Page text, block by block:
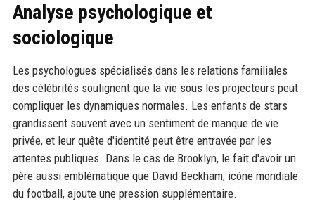
Analyse psychologique et
sociologique
Les psychologues spécialisés dans les relations familiales
des célébrités soulignent que la vie sous les projecteurs peut
compliquer les dynamiques normales. Les enfants de stars
grandissent souvent avec un sentiment de manque de vie
privée, et leur quête d'identité peut être entravée par les
attentes publiques. Dans le cas de Brooklyn, le fait d'avoir un
père aussi emblématique que David Beckham, icône mondiale
du football, ajoute une pression supplémentaire.